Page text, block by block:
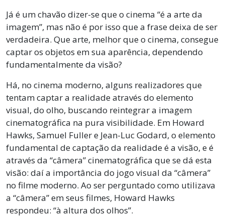
Já é um chavão dizer-se que o cinema “é a arte da
imagem”, mas não é por isso que a frase deixa de ser
verdadeira. Que arte, melhor que o cinema, consegue
captar os objetos em sua aparência, dependendo
fundamentalmente da visão?
Há, no cinema moderno, alguns realizadores que
tentam captar a realidade através do elemento
visual, do olho, buscando reintegrar a imagem
cinematográfica na pura visibilidade. Em Howard
Hawks, Samuel Fuller e Jean-Luc Godard, o elemento
fundamental de captação da realidade é a visão, e é
através da “câmera” cinematográfica que se dá esta
visão: daí a importância do jogo visual da “câmera”
no filme moderno. Ao ser perguntado como utilizava
a “câmera” em seus filmes, Howard Hawks
respondeu: “à altura dos olhos”.